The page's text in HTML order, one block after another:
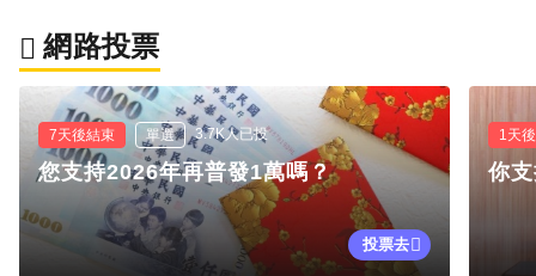
網路投票
7天後結束 單選 3.7K人已投
您支持2026年再普發1萬嗎？
投票去
1天
你